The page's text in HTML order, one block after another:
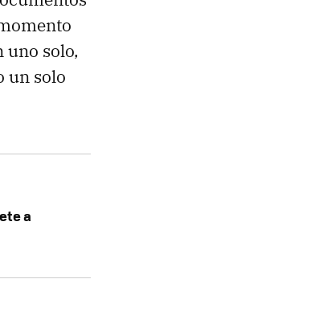
uno solo,
un solo
a